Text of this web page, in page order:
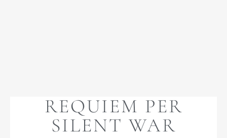
REQUIEM PER
SILENT WAR